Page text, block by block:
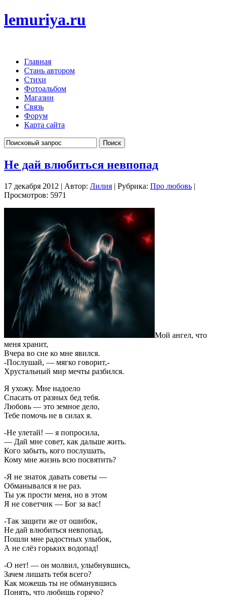
lemuriya.ru
Главная
Стань автором
Стихи
Фотоальбом
Магазин
Связь
Форум
Карта сайта
Не дай влюбиться невпопад
17 декабря 2012 | Автор: Лилия | Рубрика: Про любовь |
Просмотров: 5971
Мой ангел, что
меня хранит,
Вчера во сне ко мне явился.
-Послушай, — мягко говорит,-
Хрустальный мир мечты разбился.
Я ухожу. Мне надоело
Спасать от разных бед тебя.
Любовь — это земное дело,
Тебе помочь не в силах я.
-Не улетай! — я попросила,
— Дай мне совет, как дальше жить.
Кого забыть, кого послушать,
Кому мне жизнь всю посвятить?
-Я не знаток давать советы —
Обманывался я не раз.
Ты уж прости меня, но в этом
Я не советчик — Бог за вас!
-Так защити же от ошибок,
Не дай влюбиться невпопад,
Пошли мне радостных улыбок,
А не слёз горьких водопад!
-О нет! — он молвил, улыбнувшись,
Зачем лишать тебя всего?
Как можешь ты не обманувшись
Понять, что любишь горячо?